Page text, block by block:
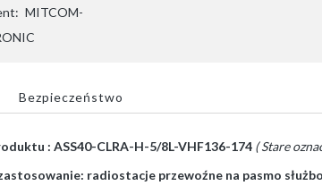
MITCOM-
Bezpieczeństwo
: ASS40-CLRA-H-5/8L-VHF136-174 ( Stare
radiostacje przewoźne na pasmo